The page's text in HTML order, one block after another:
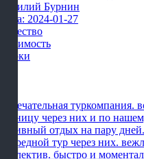
Василий Бурнин
Дата: 2024-01-27
Качество
Стоимость
Сроки
Замечательная туркомпания.
границу через них и по
активный отдых на пару
очередной тур через них.
коллектив. быстро и